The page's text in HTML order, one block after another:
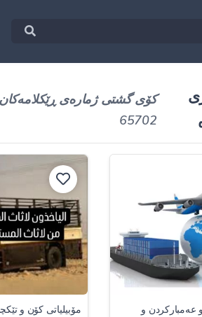
کۆی گشتی ژمارەی ڕێکلامەکان
65702
و
مۆبیلیاتی کۆن و